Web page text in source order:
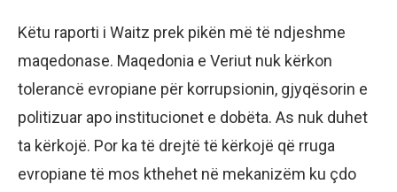
Këtu raporti i Waitz prek pikën më të ndjeshme
maqedonase. Maqedonia e Veriut nuk kërkon
tolerancë evropiane për korrupsionin, gjyqësorin e
politizuar apo institucionet e dobëta. As nuk duhet
ta kërkojë. Por ka të drejtë të kërkojë që rruga
evropiane të mos kthehet në mekanizëm ku çdo